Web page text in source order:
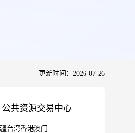
更新时间：2026-07-26
公共资源交易中心
台湾香港澳门